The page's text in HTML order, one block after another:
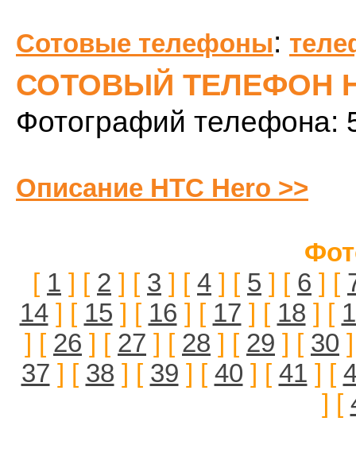
Сотовые телефоны:
СОТОВЫЙ ТЕЛЕФОН
Фотографий телефона:
Описание HTC Hero >>
[ 1 ] [ 2 ] [ 3 ] [ 4 ] [ 5 ] [ 6 ] [
14] [ 15 ] [ 16 ] [ 17 ] [ 18 ] [
] [ 26 ] [ 27 ] [ 28 ] [ 29 ] [ 30
37 ] [ 38 ] [ 39 ] [ 40 ] [ 41 ] [
] [